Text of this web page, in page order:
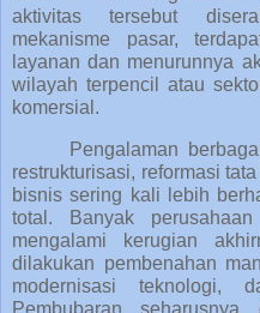
aktivitas tersebut
mekanisme pasar,
layanan dan menurunnya
wilayah terpencil atau
komersial.
Pengalaman
restrukturisasi, reformasi
bisnis sering kali lebih
total. Banyak
mengalami kerugian
dilakukan pembenahan
modernisasi teknologi,
Pembubaran